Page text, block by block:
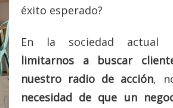
éxito esperado?
En la sociedad actual
limitarnos a buscar
nuestro radio de acción,
necesidad de que un